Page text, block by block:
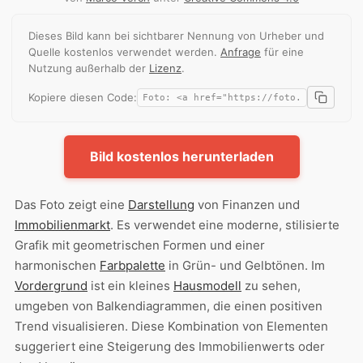
Dieses Bild kann bei sichtbarer Nennung von Urheber und
Quelle kostenlos verwendet werden. Anfrage für eine
Nutzung außerhalb der Lizenz.
Kopiere diesen Code:
Bild kostenlos herunterladen
Das Foto zeigt eine Darstellung von Finanzen und
Immobilienmarkt. Es verwendet eine moderne, stilisierte
Grafik mit geometrischen Formen und einer
harmonischen Farbpalette in Grün- und Gelbtönen. Im
Vordergrund ist ein kleines Hausmodell zu sehen,
umgeben von Balkendiagrammen, die einen positiven
Trend visualisieren. Diese Kombination von Elementen
suggeriert eine Steigerung des Immobilienwerts oder